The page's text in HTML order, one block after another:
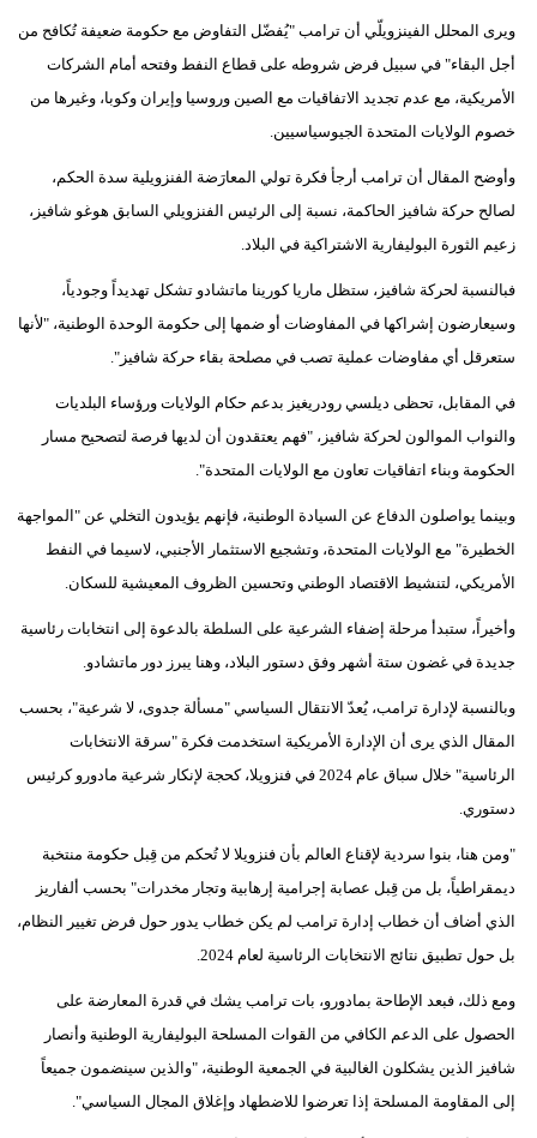
ويرى المحلل الفينزويلّي أن ترامب "يُفضّل التفاوض مع حكومة ضعيفة تُكافح من
أجل البقاء" في سبيل فرض شروطه على قطاع النفط وفتحه أمام الشركات
الأمريكية، مع عدم تجديد الاتفاقيات مع الصين وروسيا وإيران وكوبا، وغيرها من
خصوم الولايات المتحدة الجيوسياسيين.
وأوضح المقال أن ترامب أرجأ فكرة تولي المعارَضة الفنزويلية سدة الحكم،
لصالح حركة شافيز الحاكمة، نسبة إلى الرئيس الفنزويلي السابق هوغو شافيز،
زعيم الثورة البوليفارية الاشتراكية في البلاد.
فبالنسبة لحركة شافيز، ستظل ماريا كورينا ماتشادو تشكل تهديداً وجودياً،
وسيعارضون إشراكها في المفاوضات أو ضمها إلى حكومة الوحدة الوطنية، "لأنها
ستعرقل أي مفاوضات عملية تصب في مصلحة بقاء حركة شافيز".
في المقابل، تحظى ديلسي رودريغيز بدعم حكام الولايات ورؤساء البلديات
والنواب الموالون لحركة شافيز، "فهم يعتقدون أن لديها فرصة لتصحيح مسار
الحكومة وبناء اتفاقيات تعاون مع الولايات المتحدة".
وبينما يواصلون الدفاع عن السيادة الوطنية، فإنهم يؤيدون التخلي عن "المواجهة
الخطيرة" مع الولايات المتحدة، وتشجيع الاستثمار الأجنبي، لاسيما في النفط
الأمريكي، لتنشيط الاقتصاد الوطني وتحسين الظروف المعيشية للسكان.
وأخيراً، ستبدأ مرحلة إضفاء الشرعية على السلطة بالدعوة إلى انتخابات رئاسية
جديدة في غضون ستة أشهر وفق دستور البلاد، وهنا يبرز دور ماتشادو.
وبالنسبة لإدارة ترامب، يُعدّ الانتقال السياسي "مسألة جدوى، لا شرعية"، بحسب
المقال الذي يرى أن الإدارة الأمريكية استخدمت فكرة "سرقة الانتخابات
الرئاسية" خلال سباق عام 2024 في فنزويلا، كحجة لإنكار شرعية مادورو كرئيس
دستوري.
"ومن هنا، بنوا سردية لإقناع العالم بأن فنزويلا لا تُحكم من قِبل حكومة منتخبة
ديمقراطياً، بل من قِبل عصابة إجرامية إرهابية وتجار مخدرات" بحسب ألفاريز
الذي أضاف أن خطاب إدارة ترامب لم يكن خطاب يدور حول فرض تغيير النظام،
بل حول تطبيق نتائج الانتخابات الرئاسية لعام 2024.
ومع ذلك، فبعد الإطاحة بمادورو، بات ترامب يشك في قدرة المعارضة على
الحصول على الدعم الكافي من القوات المسلحة البوليفارية الوطنية وأنصار
شافيز الذين يشكلون الغالبية في الجمعية الوطنية، "والذين سينضمون جميعاً
إلى المقاومة المسلحة إذا تعرضوا للاضطهاد وإغلاق المجال السياسي".